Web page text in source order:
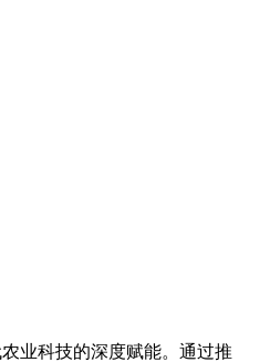
业科技的深度赋能。通过推